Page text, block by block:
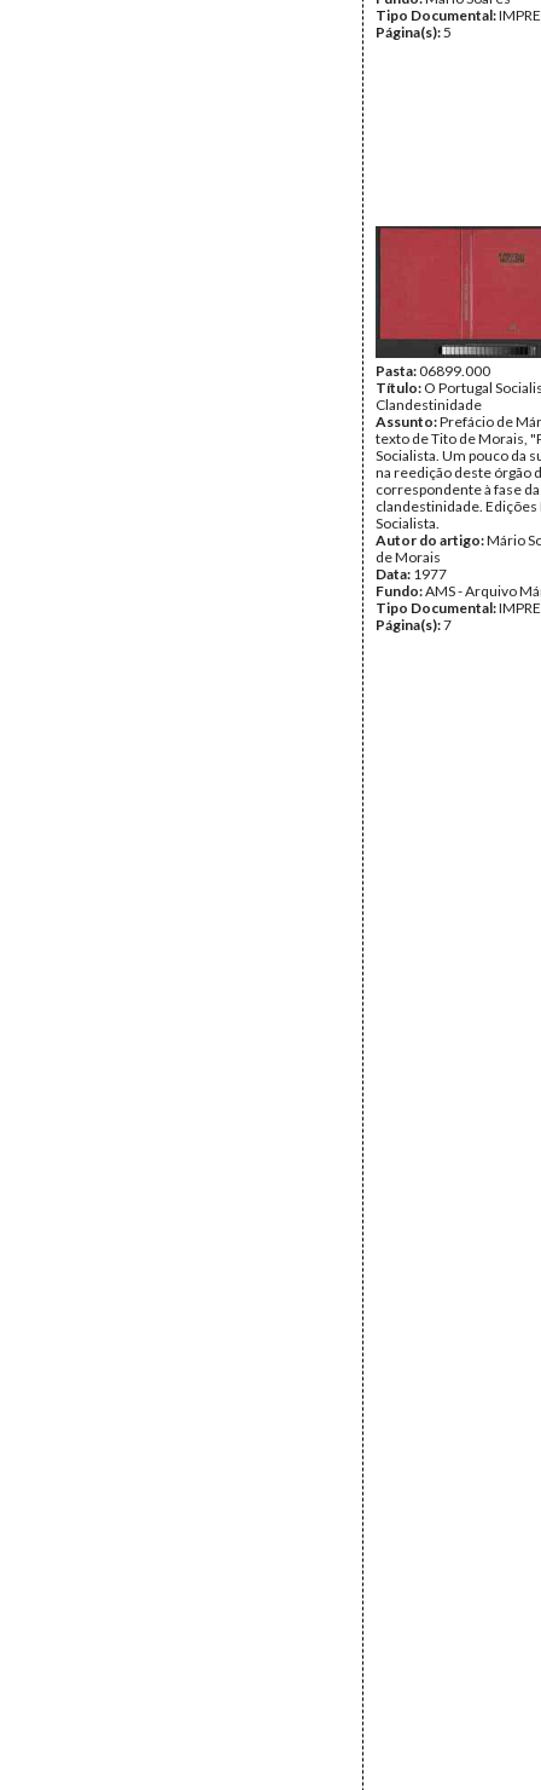
Tipo Documental:
Página(s):5
Pasta:06899.000
Título: O Portugal
Clandestinidade
Assunto:Prefácio de
texto de Tito de Morais,
Socialista. Um pouco da
na reedição deste órgão
correspondente à fase da
clandestinidade. Edições
Socialista.
Autor do artigo:Mário
de Morais
Data: 1977
Fundo:AMS - Arquivo
Tipo Documental:
Página(s):7